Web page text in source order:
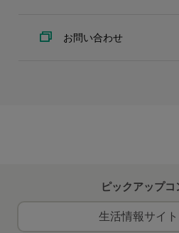
お問い合わせ
ピックアップコ
生活情報サイ